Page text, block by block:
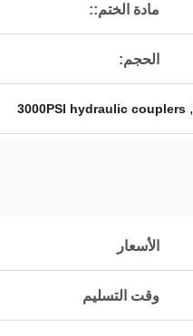
مادة الختم::
الحجم:
,
3000PSI hydraulic couplers
الأسعار
وقت التسليم